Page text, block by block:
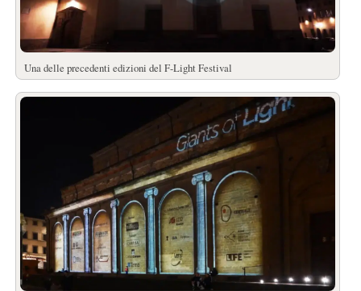
Una delle precedenti edizioni del F-Light Festival